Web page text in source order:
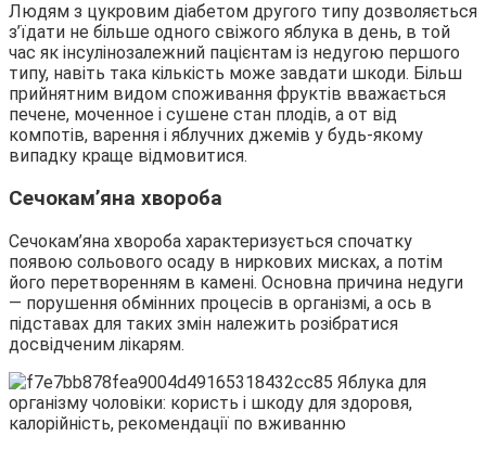
Людям з цукровим діабетом другого типу дозволяється
з’їдати не більше одного свіжого яблука в день, в той
час як інсулінозалежний пацієнтам із недугою першого
типу, навіть така кількість може завдати шкоди. Більш
прийнятним видом споживання фруктів вважається
печене, моченное і сушене стан плодів, а от від
компотів, варення і яблучних джемів у будь-якому
випадку краще відмовитися.
Сечокам’яна хвороба
Сечокам’яна хвороба характеризується спочатку
появою сольового осаду в ниркових мисках, а потім
його перетворенням в камені. Основна причина недуги
— порушення обмінних процесів в організмі, а ось в
підставах для таких змін належить розібратися
досвідченим лікарям.